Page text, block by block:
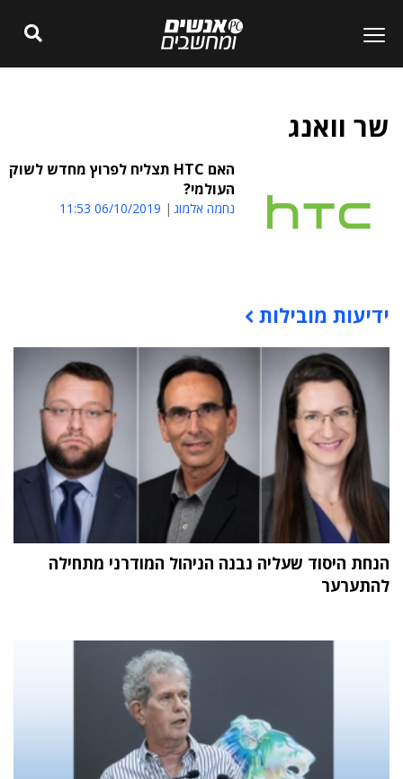
שר וואנג
האם HTC תצליח לפרוץ מחדש לשוק
העולמי?
נחמה אלמוג 06/10/2019 11:53
תוכן פרסומי
ידיעות מובילות
הנחת היסוד שעליה נבנה הניהול המודרני מתחילה
להתערער